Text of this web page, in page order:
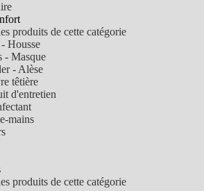
produits de cette catégorie
Housse
- Masque
- Alèse
têtière
d'entretien
mains
produits de cette catégorie